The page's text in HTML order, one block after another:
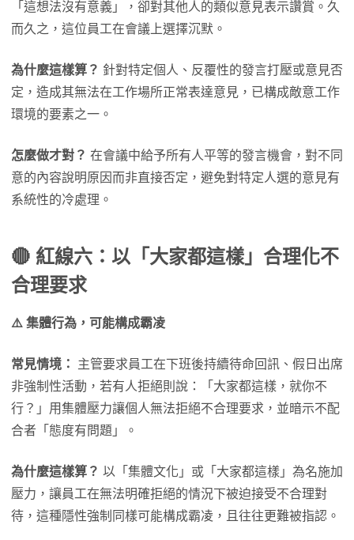
「這想法沒有意義」，卻對其他人的類似意見表示讚賞。久
而久之，這位員工在會議上選擇沉默。
為什麼這樣算？ 針對特定個人、反覆性的發言打壓或意見否
定，造成其無法在工作場所正常表達意見，已構成敵意工作
環境的要素之一。
怎麼做才對？ 在會議中給予所有人平等的發言機會，對不同
意的內容說明原因而非直接否定，避免對特定人選的意見有
系統性的冷處理。
🔴 紅線六：以「大家都這樣」合理化不
合理要求
⚠️ 集體行為，可能構成霸凌
常見情境：
主管要求員工在下班後持續待命回訊、假日出席
非強制性活動，若有人拒絕則說：「大家都這樣，就你不
行？」用集體壓力讓個人無法拒絕不合理要求，並暗示不配
合者「態度有問題」。
為什麼這樣算？ 以「集體文化」或「大家都這樣」為名施加
壓力，讓員工在無法明確拒絕的情況下被迫接受不合理對
待，這種隱性強制同樣可能構成霸凌，且往往更難被指認。